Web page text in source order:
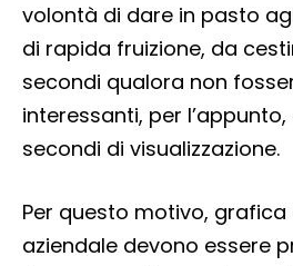
volontà di dare in pasto
di rapida fruizione, da
secondi qualora non
interessanti, per
secondi di visualizzazione.
Per questo motivo, grafica
aziendale devono essere